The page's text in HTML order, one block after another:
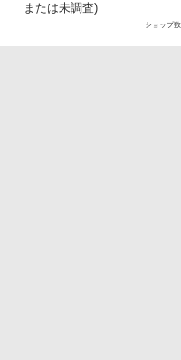
または未調査)
ショップ数